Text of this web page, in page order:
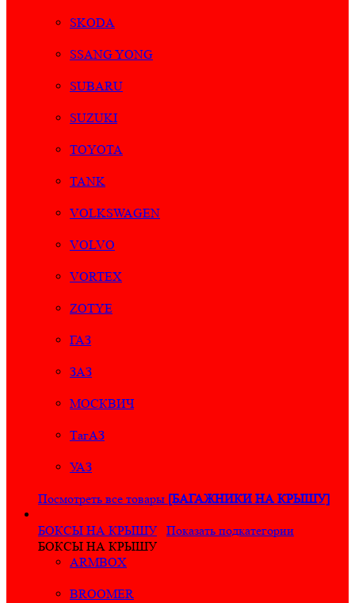
SKODA
SSANG YONG
SUBARU
SUZUKI
TOYOTA
TANK
VOLKSWAGEN
VOLVO
VORTEX
ZOTYE
ГАЗ
ЗАЗ
МОСКВИЧ
ТагАЗ
УАЗ
Посмотреть все товары [БАГАЖНИКИ НА КРЫШУ]
БОКСЫ НА КРЫШУ
Показать подкатегории
БОКСЫ НА КРЫШУ
ARMBOX
BROOMER